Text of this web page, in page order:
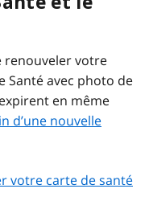
renouveler votre
Santé avec photo de
en même
d’une nouvelle
votre carte de santé